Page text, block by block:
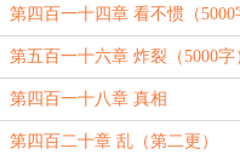
第四百一十四章 看不惯（5000
第五百一十六章 炸裂（5000字
第四百一十八章 真相
第四百二十章 乱（第二更）